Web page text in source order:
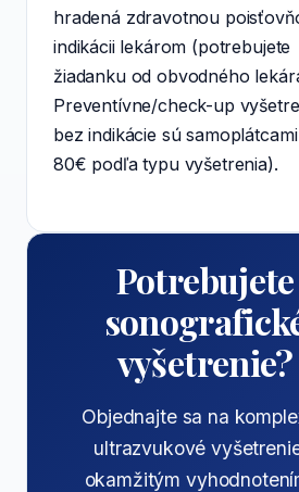
hradená zdravotnou
indikácii lekárom (potrebujete
žiadanku od obvodného
Preventívne/check-up
bez indikácie sú
80€ podľa typu vyšetrenia).
Potrebujete
vyšetrenie?
Objednajte sa na
ultrazvukové
okamžitým